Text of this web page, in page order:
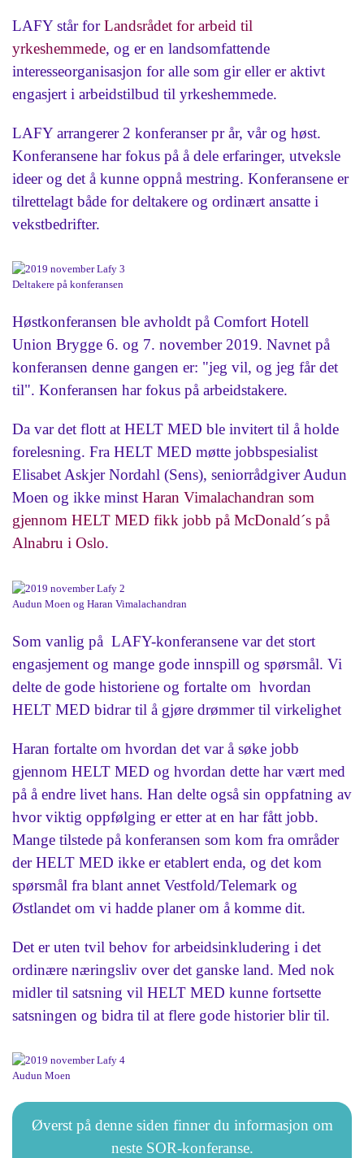
LAFY står forLandsrådet for arbeid til
yrkeshemmede, og er en landsomfattende
interesseorganisasjon for alle som gir eller er aktivt
engasjert i arbeidstilbud til yrkeshemmede.
LAFY arrangerer 2 konferanser pr år, vår og høst.
Konferansene har fokus på å dele erfaringer, utveksle
ideer og det å kunne oppnå mestring. Konferansene er
tilrettelagt både for deltakere og ordinært ansatte i
vekstbedrifter.
Deltakere på konferansen
Høstkonferansen ble avholdt på Comfort Hotell
Union Brygge 6. og 7. november 2019. Navnet på
konferansen denne gangen er: "jeg vil, og jeg får det
til". Konferansen har fokus på arbeidstakere.
Da var det flott at HELT MED ble invitert til å holde
forelesning. Fra HELT MED møtte jobbspesialist
Elisabet Askjer Nordahl (Sens), seniorrådgiver Audun
Moen og ikke minst Haran Vimalachandran som
gjennom HELT MED fikk jobb på McDonald´s på
Alnabru i Oslo.
Audun Moen og Haran Vimalachandran
Som vanlig på LAFY-konferansene var det stort
engasjement og mange gode innspill og spørsmål. Vi
delte de gode historiene og fortalte om hvordan
HELT MED bidrar til å gjøre drømmer til virkelighet
Haran fortalte om hvordan det var å søke jobb
gjennom HELT MED og hvordan dette har vært med
på å endre livet hans. Han delte også sin oppfatning av
hvor viktig oppfølging er etter at en har fått jobb.
Mange tilstede på konferansen som kom fra områder
der HELT MED ikke er etablert enda, og det kom
spørsmål fra blant annet Vestfold/Telemark og
Østlandet om vi hadde planer om å komme dit.
Det er uten tvil behov for arbeidsinkludering i det
ordinære næringsliv over det ganske land. Med nok
midler til satsning vil HELT MED kunne fortsette
satsningen og bidra til at flere gode historier blir til.
Audun Moen
Øverst på denne siden finner du informasjon om
neste SOR-konferanse.